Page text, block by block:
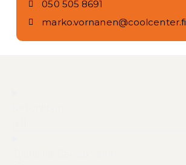
050 505 8691
marko.vornanen@coolcenter.fi